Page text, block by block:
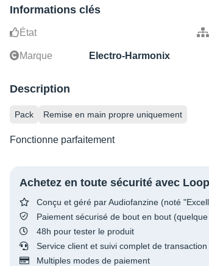
Informations clés
État
Marque Electro-Harmonix
Description
Pack Remise en main propre uniquement
Fonctionne parfaitement
Achetez en toute sécurité avec
Conçu et géré par Audiofanzine (noté
Paiement sécurisé de bout en bout
48h pour tester le produit
Service client et suivi complet de transaction
Multiples modes de paiement